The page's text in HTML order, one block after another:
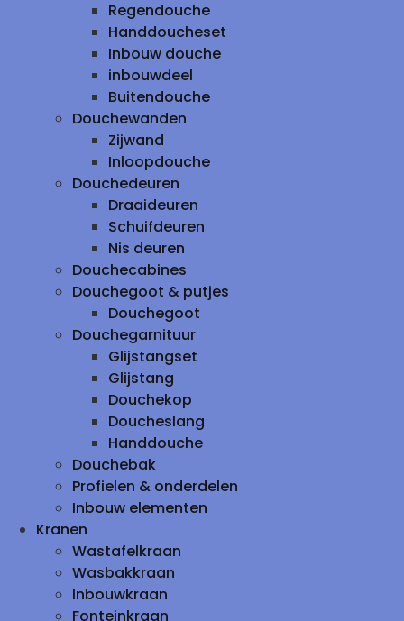
Regendouche
Handdoucheset
Inbouw douche
inbouwdeel
Buitendouche
Douchewanden
Zijwand
Inloopdouche
Douchedeuren
Draaideuren
Schuifdeuren
Nis deuren
Douchecabines
Douchegoot & putjes
Douchegoot
Douchegarnituur
Glijstangset
Glijstang
Douchekop
Doucheslang
Handdouche
Douchebak
Profielen & onderdelen
Inbouw elementen
Kranen
Wastafelkraan
Wasbakkraan
Inbouwkraan
Fonteinkraan